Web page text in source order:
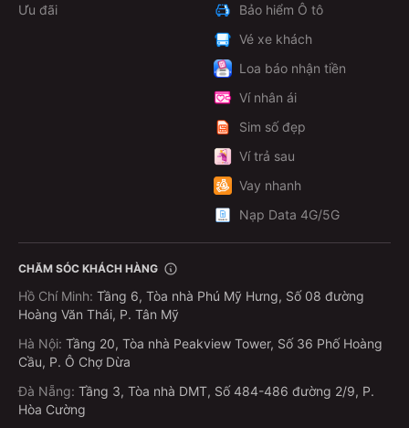
Ưu đãi
Bảo hiểm Ô tô
Vé xe khách
Loa báo nhận tiền
Ví nhân ái
Sim số đẹp
Ví trả sau
Vay nhanh
Nạp Data 4G/5G
CHĂM SÓC KHÁCH HÀNG
Hồ Chí Minh: Tầng 6, Tòa nhà Phú Mỹ Hưng, Số 08 đường
Hoàng Văn Thái, P. Tân Mỹ
Hà Nội: Tầng 20, Tòa nhà Peakview Tower, Số 36 Phố Hoàng
Cầu, P. Ô Chợ Dừa
Đà Nẵng: Tầng 3, Tòa nhà DMT, Số 484-486 đường 2/9, P.
Hòa Cường